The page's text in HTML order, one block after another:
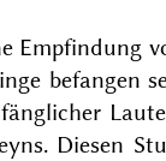
Empfindung
befangen
Diesen